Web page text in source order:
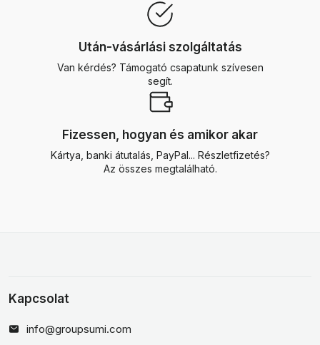
Után-vásárlási szolgáltatás
Van kérdés? Támogató csapatunk szívesen
segít.
Fizessen, hogyan és amikor akar
Kártya, banki átutalás, PayPal... Részletfizetés?
Az összes megtalálható.
Kapcsolat
info@groupsumi.com